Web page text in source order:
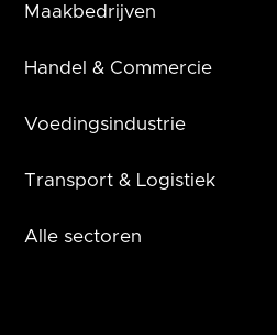
Maakbedrijven
Handel & Commercie
Voedingsindustrie
Transport & Logistiek
Alle sectoren